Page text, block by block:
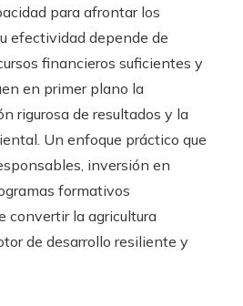
para afrontar los
efectividad depende de
financieros suficientes y
en primer plano la
rigurosa de resultados y la
Un enfoque práctico que
inversión en
formativos
convertir la agricultura
de desarrollo resiliente y